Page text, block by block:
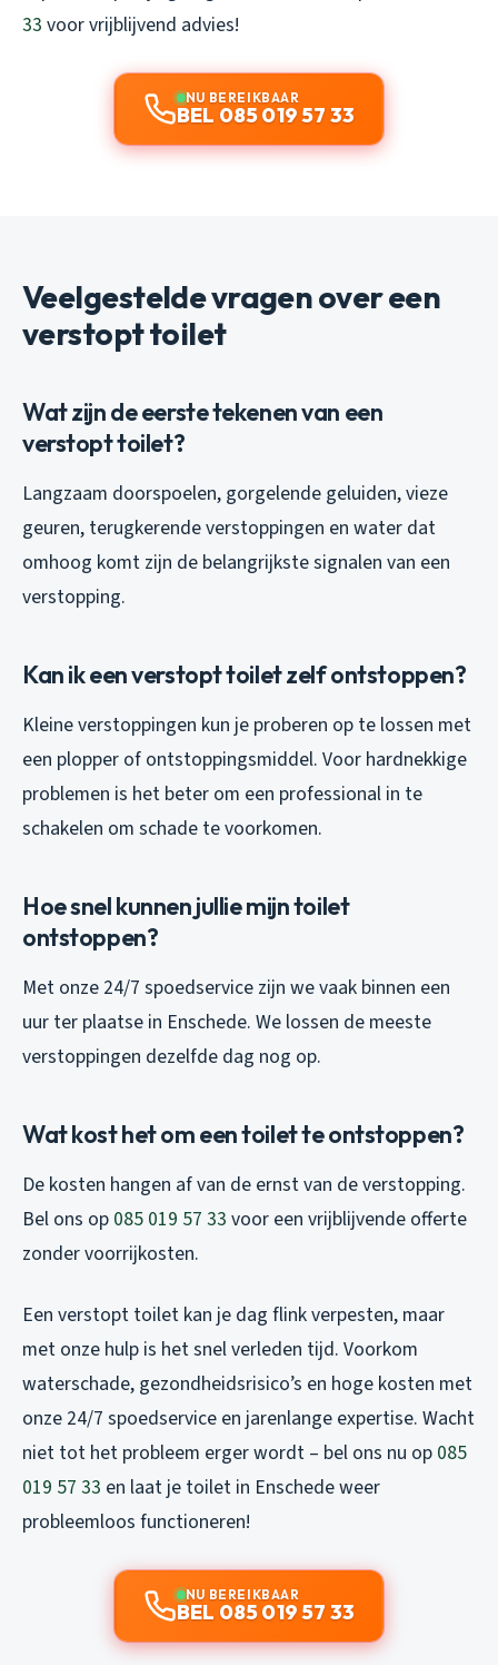
33 voor vrijblijvend advies!
NU BEREIKBAAR
BEL 085 019 57 33
Veelgestelde vragen over een
verstopt toilet
Wat zijn de eerste tekenen van een
verstopt toilet?
Langzaam doorspoelen, gorgelende geluiden, vieze
geuren, terugkerende verstoppingen en water dat
omhoog komt zijn de belangrijkste signalen van een
verstopping.
Kan ik een verstopt toilet zelf ontstoppen?
Kleine verstoppingen kun je proberen op te lossen met
een plopper of ontstoppingsmiddel. Voor hardnekkige
problemen is het beter om een professional in te
schakelen om schade te voorkomen.
Hoe snel kunnen jullie mijn toilet
ontstoppen?
Met onze 24/7 spoedservice zijn we vaak binnen een
uur ter plaatse in Enschede. We lossen de meeste
verstoppingen dezelfde dag nog op.
Wat kost het om een toilet te ontstoppen?
De kosten hangen af van de ernst van de verstopping.
Bel ons op 085 019 57 33 voor een vrijblijvende offerte
zonder voorrijkosten.
Een verstopt toilet kan je dag flink verpesten, maar
met onze hulp is het snel verleden tijd. Voorkom
waterschade, gezondheidsrisico’s en hoge kosten met
onze 24/7 spoedservice en jarenlange expertise. Wacht
niet tot het probleem erger wordt – bel ons nu op 085
019 57 33 en laat je toilet in Enschede weer
probleemloos functioneren!
NU BEREIKBAAR
BEL 085 019 57 33